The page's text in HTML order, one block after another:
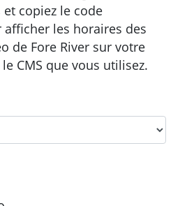
copiez le code
les horaires des
de Fore River sur votre
CMS que vous utilisez.